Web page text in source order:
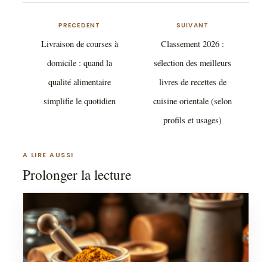
PRECEDENT
Livraison de courses à
domicile : quand la
qualité alimentaire
simplifie le quotidien
SUIVANT
Classement 2026 :
sélection des meilleurs
livres de recettes de
cuisine orientale (selon
profils et usages)
A LIRE AUSSI
Prolonger la lecture